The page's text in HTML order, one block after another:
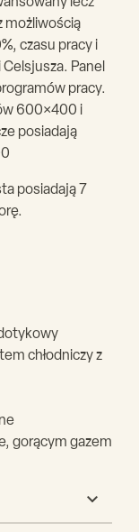
możliwością
czasu pracy i
Panel
pracy.
600×400 i
posiadają
posiadają 7
chłodniczy z
gorącym gazem